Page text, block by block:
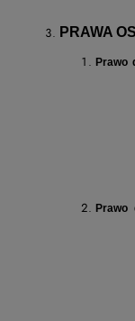
PRAWA
Prawo
Prawo